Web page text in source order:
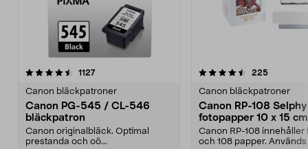
1127recensioner
Canon bläckpatroner
Canon PG-545 / CL-546
bläckpatron
Canon originalbläck. Optimal
prestanda och oö...
4.5 av 5 stjärnor 225
Canon bläckpatroner
Canon RP-108 Selphy
fotopapper 10 x 15
refill med färgfolie
Canon RP-108 innehåller
och 108 papper. Används
4.5 av 5 stjärnor